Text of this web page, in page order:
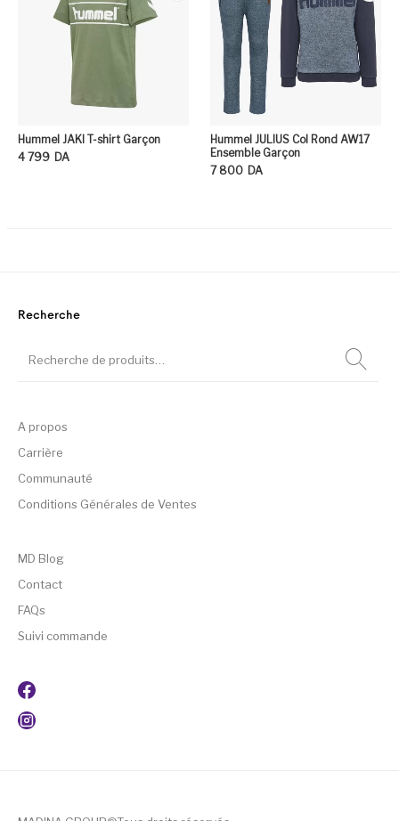
Hummel JAKI T-shirt Garçon
4 799 DA
Hummel JULIUS Col Rond AW17
Ensemble Garçon
7 800 DA
Recherche
A propos
Carrière
Communauté
Conditions Générales de Ventes
MD Blog
Contact
FAQs
Suivi commande